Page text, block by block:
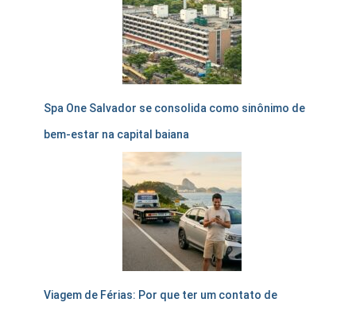
Spa One Salvador se consolida como sinônimo de
bem-estar na capital baiana
Viagem de Férias: Por que ter um contato de